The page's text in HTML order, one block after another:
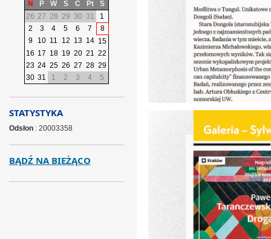
N
P W Ś C Pt
S
26 27 28 29 30 31
1
2
3 4 5 6 7
8
9
10 11 12 13 14 15
16 17 18 19 20 21 22
23 24 25 26 27 28 29
30 31 1 2 3 4 5
STATYSTYKA
Odsłon: 20003358
BĄDŹ NA BIEŻĄCO